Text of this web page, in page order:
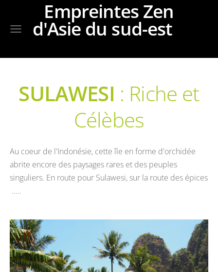
Empreintes Zen
d'Asie du sud-est
SULAWESI : Riche et
Célèbes
Au coeur de l'Indonésie, cette île en forme d'orchidée
abrite encore des paysages rares et des peuples
singuliers. En route pour Sulawesi, sur la route des épices
.....